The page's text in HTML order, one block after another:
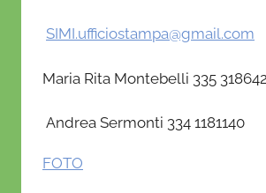
SIMI.ufficiostampa@gmail.com
Maria Rita Montebelli 335 318642
Andrea Sermonti 334 1181140
FOTO